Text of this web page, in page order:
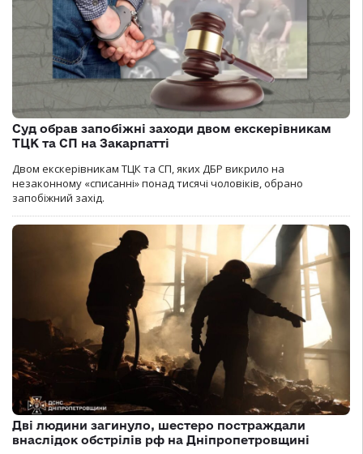
Суд обрав запобіжні заходи двом екскерівникам
ТЦК та СП на Закарпатті
Двом екскерівникам ТЦК та СП, яких ДБР викрило на
незаконному «списанні» понад тисячі чоловіків, обрано
запобіжний захід.
Дві людини загинуло, шестеро постраждали
внаслідок обстрілів рф на Дніпропетровщині